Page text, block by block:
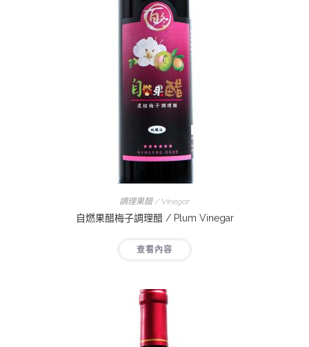
調理果醋 / Vinegar
自燃果醋梅子調理醋 / Plum Vinegar
查看內容